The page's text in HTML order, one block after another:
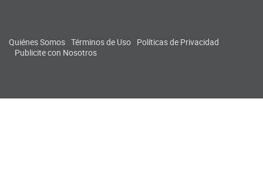
Quiénes Somos Términos de Uso Políticas de Privacidad
Publicite con Nosotros